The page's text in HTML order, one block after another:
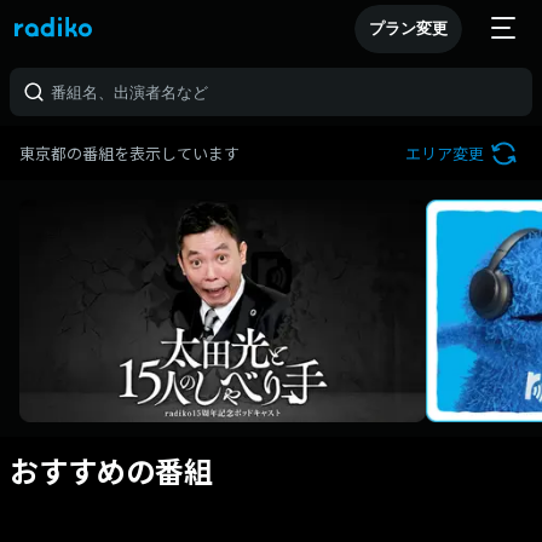
プラン変更
東京都の番組を表示しています エリア変更
おすすめの番組